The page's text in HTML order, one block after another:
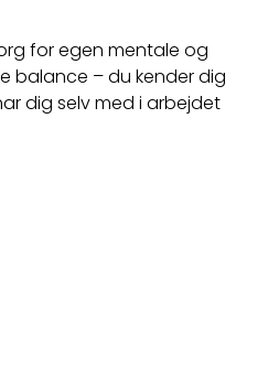
for egen mentale og
balance – du kender dig
dig selv med i arbejdet